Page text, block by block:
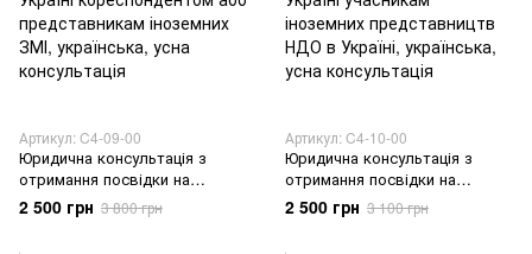
Артикул: C4-09-00
Юридична консультація з
отримання посвідки на
тимчасове перебування в
Україні кореспондентом або
2 500 грн 3 800 грн
Артикул: C4-10-00
Юридична консультація з
отримання посвідки на
тимчасове перебування в
Україні учасникам іноземних
2 500 грн 3 100 грн